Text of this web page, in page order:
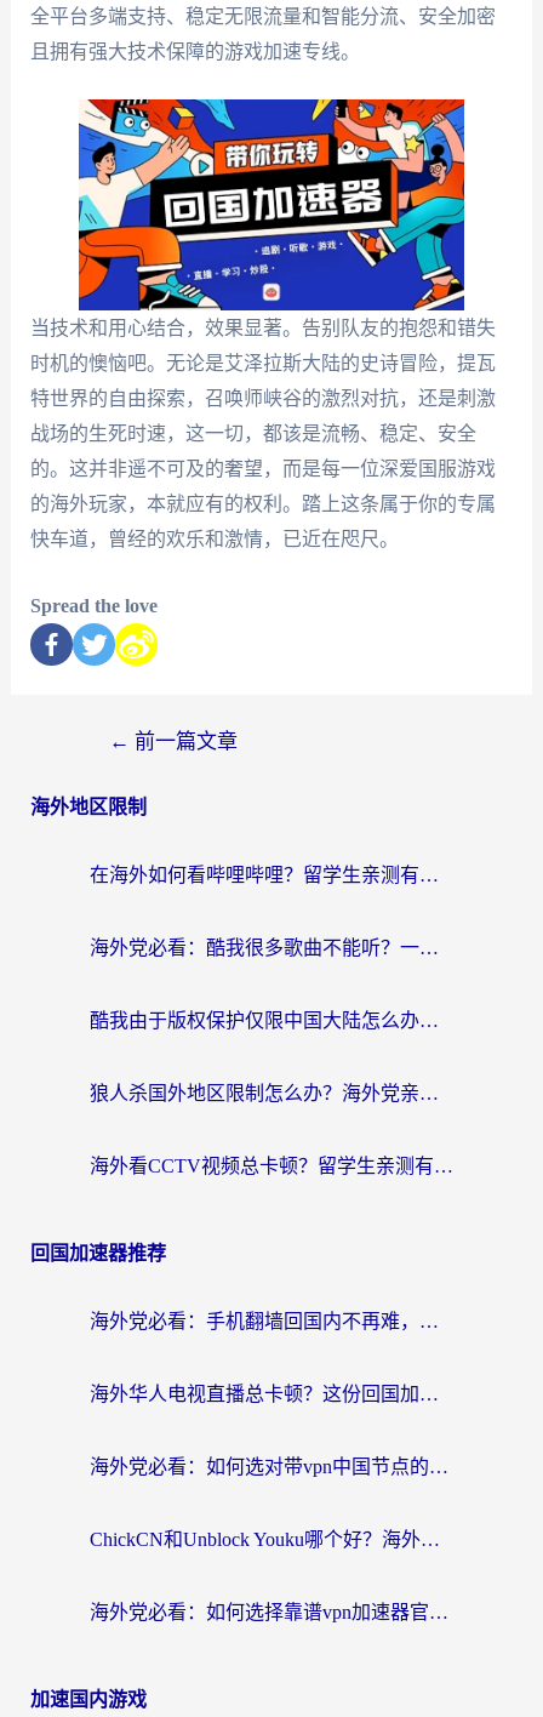
全平台多端支持、稳定无限流量和智能分流、安全加密
且拥有强大技术保障的游戏加速专线。
当技术和用心结合，效果显著。告别队友的抱怨和错失
时机的懊恼吧。无论是艾泽拉斯大陆的史诗冒险，提瓦
特世界的自由探索，召唤师峡谷的激烈对抗，还是刺激
战场的生死时速，这一切，都该是流畅、稳定、安全
的。这并非遥不可及的奢望，而是每一位深爱国服游戏
的海外玩家，本就应有的权利。踏上这条属于你的专属
快车道，曾经的欢乐和激情，已近在咫尺。
Spread the love
← 前一篇文章
海外地区限制
在海外如何看哔哩哔哩？留学生亲测有效的回国加速指南
海外党必看：酷我很多歌曲不能听？一招解决优酷版权限制+B站地域问题！
酷我由于版权保护仅限中国大陆怎么办？海外党亲测有效的解锁指南
狼人杀国外地区限制怎么办？海外党亲测有效的全场景回国加速指南
海外看CCTV视频总卡顿？留学生亲测有效的回国加速器选择指南
回国加速器推荐
海外党必看：手机翻墙回国内不再难，一篇搞定无缝访问国内资源指南
海外华人电视直播总卡顿？这份回国加速器选择指南帮你无缝看国内资源
海外党必看：如何选对带vpn中国节点的加速器？无缝访问国内资源全攻略
ChickCN和Unblock Youku哪个好？海外党亲测4款热门回国加速器，附避坑指南
海外党必看：如何选择靠谱vpn加速器官网？轻松解决国内APP地区限制
加速国内游戏